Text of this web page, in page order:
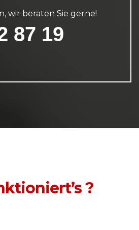
wir beraten Sie gerne!
87 19
?